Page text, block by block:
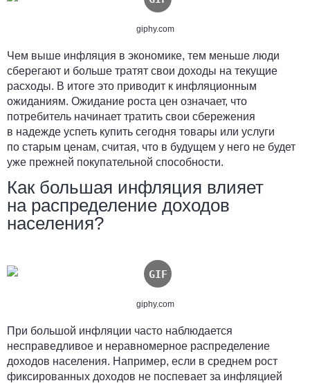
giphy.com
Чем выше инфляция в экономике, тем меньше люди
сберегают и больше тратят свои доходы на текущие
расходы. В итоге это приводит к инфляционным
ожиданиям. Ожидание роста цен означает, что
потребитель начинает тратить свои сбережения
в надежде успеть купить сегодня товары или услуги
по старым ценам, считая, что в будущем у него не будет
уже прежней покупательной способности.
Как большая инфляция влияет
на распределение доходов
населения?
giphy.com
При большой инфляции часто наблюдается
несправедливое и неравномерное распределение
доходов населения. Например, если в среднем рост
фиксированных доходов не поспевает за инфляцией